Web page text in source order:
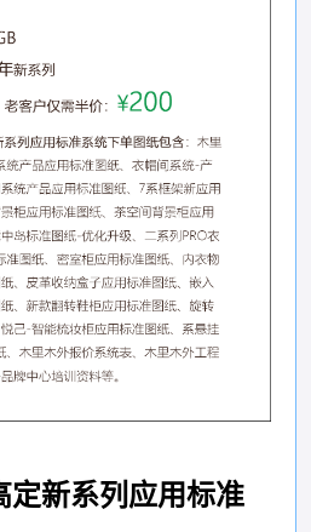
定新系列应用标准